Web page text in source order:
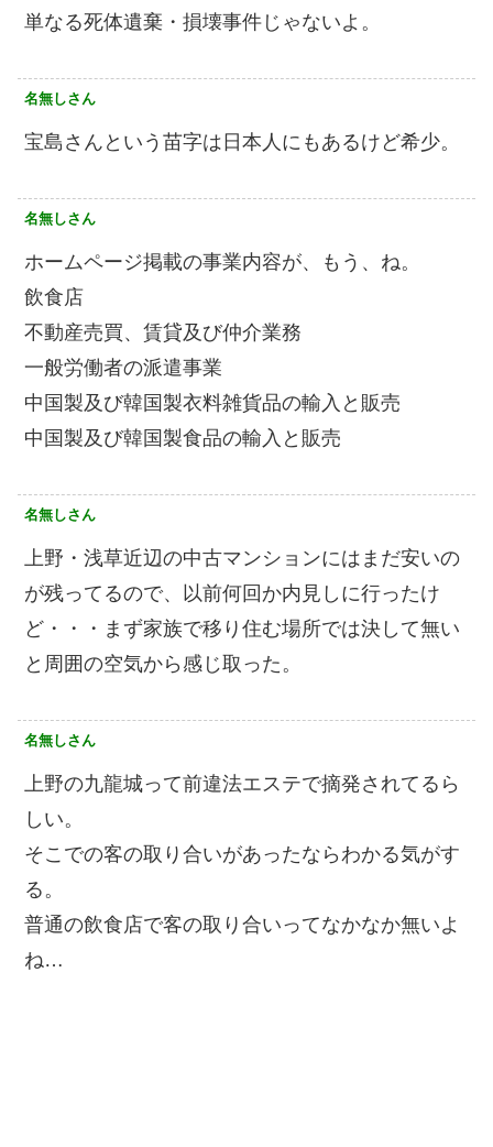
単なる死体遺棄・損壊事件じゃないよ。
名無しさん
宝島さんという苗字は日本人にもあるけど希少。
名無しさん
ホームページ掲載の事業内容が、もう、ね。
飲食店
不動産売買、賃貸及び仲介業務
一般労働者の派遣事業
中国製及び韓国製衣料雑貨品の輸入と販売
中国製及び韓国製食品の輸入と販売
名無しさん
上野・浅草近辺の中古マンションにはまだ安いの
が残ってるので、以前何回か内見しに行ったけ
ど・・・まず家族で移り住む場所では決して無い
と周囲の空気から感じ取った。
名無しさん
上野の九龍城って前違法エステで摘発されてるら
しい。
そこでの客の取り合いがあったならわかる気がす
る。
普通の飲食店で客の取り合いってなかなか無いよ
ね…